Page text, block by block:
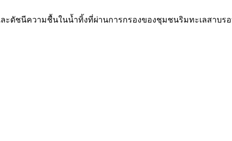
ละดัชนีความชื้นในน้ำทิ้งที่ผ่านการกรองของชุมชนริมทะเลสาบร